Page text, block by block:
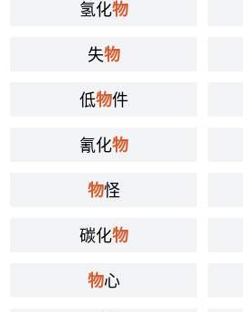
氢化物
失物
低物件
氰化物
物怪
碳化物
物心